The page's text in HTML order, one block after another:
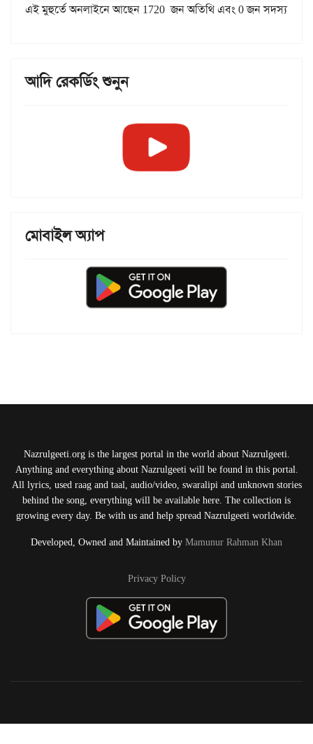
এই মুহুর্তে অনলাইনে আছেন 1720 জন অতিথি এবং 0 জন সদস্য
আদি রেকর্ডিং শুনুন
মোবাইল অ্যাপ
Nazrulgeeti.org is the largest portal in the world about Nazrulgeeti.
Anything and everything about Nazrulgeeti will be found in this portal.
All lyrics, used raag and taal, audio/video, swaralipi and unknown stories
behind the song, everything will be available here. The collection is
growing every day. Be with us and help spread Nazrulgeeti worldwide.
Developed, Owned and Maintained by Mamunur Rahman Khan
Privacy Policy